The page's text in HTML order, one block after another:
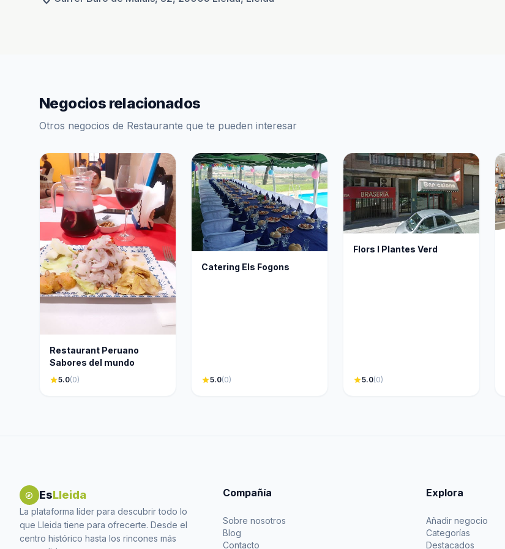
Negocios relacionados
Otros negocios de Restaurante que te pueden interesar
Restaurant Peruano
Sabores del mundo
star5.0(0)
Catering Els Fogons
star5.0(0)
Flors I Plantes Verd
star5.0(0)
explore EsLleida
La plataforma líder para descubrir todo lo
que Lleida tiene para ofrecerte. Desde el
centro histórico hasta los rincones más
Compañía
Sobre nosotros
Blog
Contacto
Explora
Añadir negocio
Categorías
Destacados